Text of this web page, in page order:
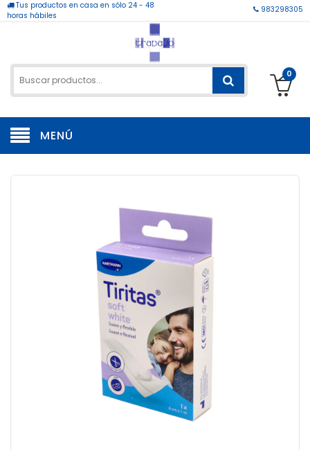
Tus productos en casa en sólo 24 - 48
horas hábiles
983298305
0
MENÚ